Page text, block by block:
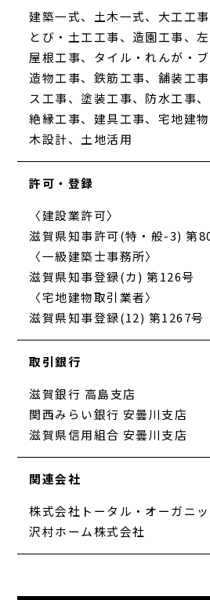
建築一式、土木一式、大工工事
とび・土工工事、造園工事、
屋根工事、タイル・れんが・
造物工事、鉄筋工事、舗装工
ス工事、塗装工事、防水工事
絶縁工事、建具工事、宅地建
木設計、土地活用
許可・登録
〈建設業許可〉
滋賀県知事許可(特・般-3) 第
〈一級建築士事務所〉
滋賀県知事登録(カ) 第126号
〈宅地建物取引業者〉
滋賀県知事登録(12) 第1267号
取引銀行
滋賀銀行 高島支店
関西みらい銀行 安曇川支店
滋賀県信用組合 安曇川支店
関連会社
株式会社トータル・オーガニ
沢村ホーム株式会社